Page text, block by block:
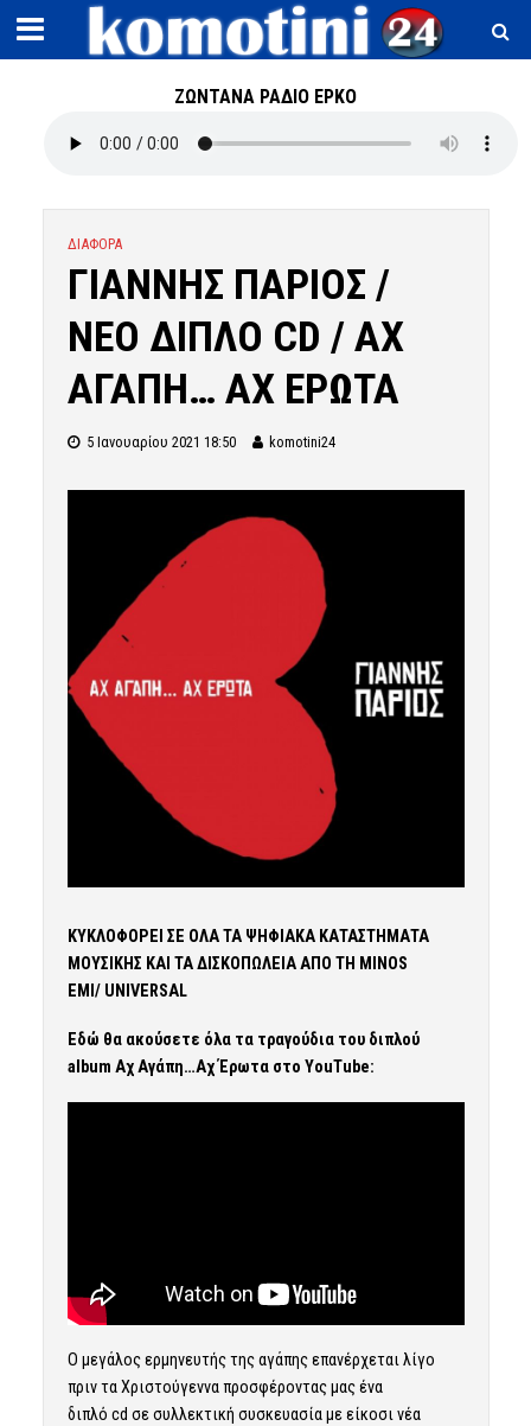
ΖΩΝΤΑΝΑ ΡΑΔΙΟ ΕΡΚΟ
ΔΙΑΦΟΡΑ
ΓΙΑΝΝΗΣ ΠΑΡΙΟΣ /
ΝΕΟ ΔΙΠΛΟ CD / ΑΧ
ΑΓΑΠΗ… ΑΧ ΕΡΩΤΑ
5 Ιανουαρίου 2021 18:50 komotini24
ΚΥΚΛΟΦΟΡΕΙ ΣΕ ΟΛΑ ΤΑ ΨΗΦΙΑΚΑ ΚΑΤΑΣΤΗΜΑΤΑ
ΜΟΥΣΙΚΗΣ ΚΑΙ ΤΑ ΔΙΣΚΟΠΩΛΕΙΑ ΑΠΟ ΤΗ MINOS
EMI/ UNIVERSAL
Εδώ θα ακούσετε όλα τα τραγούδια του διπλού
album Αχ Αγάπη…Αχ Έρωτα στο YouTube:
Ο μεγάλος ερμηνευτής της αγάπης επανέρχεται λίγο
πριν τα Χριστούγεννα προσφέροντας μας ένα
διπλό cd σε συλλεκτική συσκευασία με είκοσι νέα